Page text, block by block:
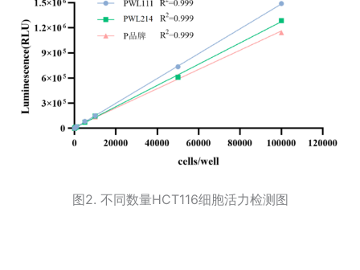
图2. 不同数量HCT116细胞活力检测图